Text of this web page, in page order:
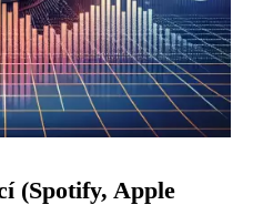
(Spotify, Apple